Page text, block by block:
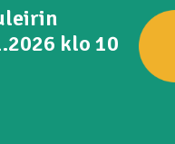
klo 10